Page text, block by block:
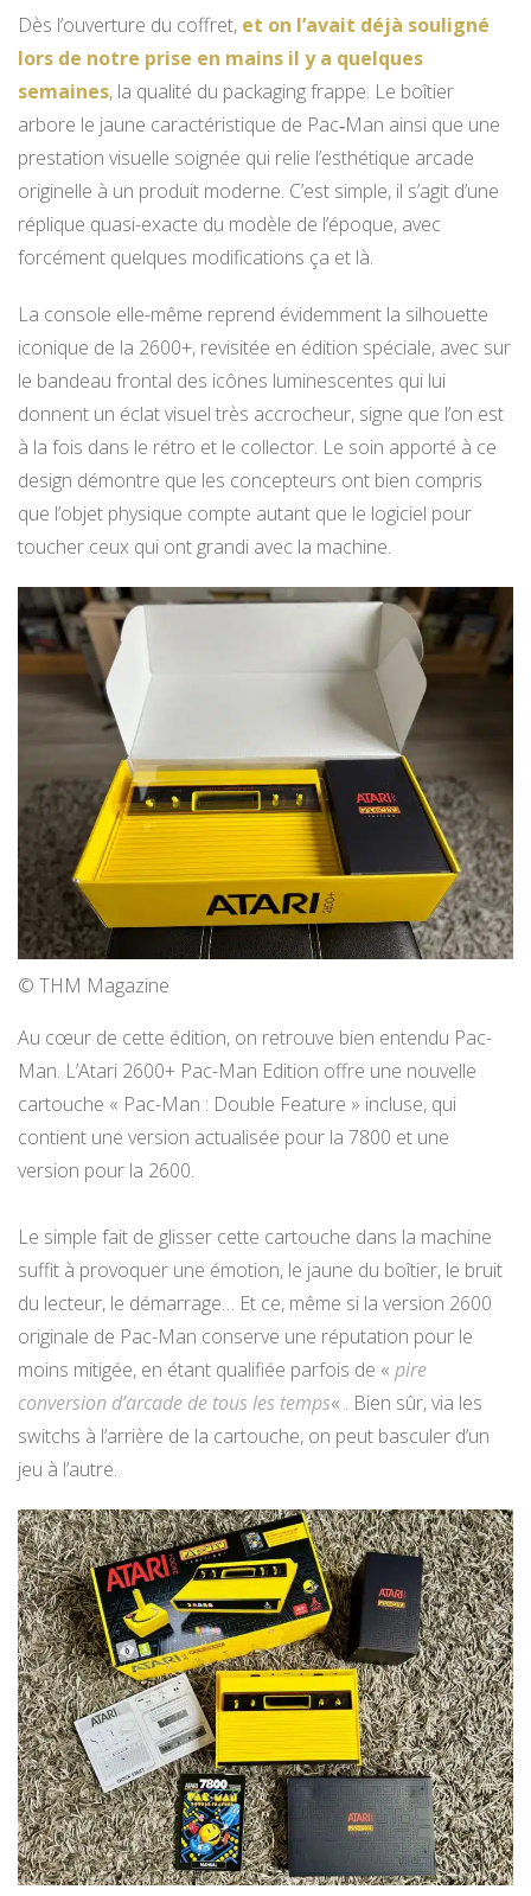
Dès l’ouverture du coffret, et on l’avait déjà souligné
lors de notre prise en mains il y a quelques
semaines, la qualité du packaging frappe. Le boîtier
arbore le jaune caractéristique de Pac‑Man ainsi que une
prestation visuelle soignée qui relie l’esthétique arcade
originelle à un produit moderne. C’est simple, il s’agit d’une
réplique quasi-exacte du modèle de l’époque, avec
forcément quelques modifications ça et là.
La console elle-même reprend évidemment la silhouette
iconique de la 2600+, revisitée en édition spéciale, avec sur
le bandeau frontal des icônes luminescentes qui lui
donnent un éclat visuel très accrocheur, signe que l’on est
à la fois dans le rétro et le collector. Le soin apporté à ce
design démontre que les concepteurs ont bien compris
que l’objet physique compte autant que le logiciel pour
toucher ceux qui ont grandi avec la machine.
© THM Magazine
Au cœur de cette édition, on retrouve bien entendu Pac-
Man. L’Atari 2600+ Pac-Man Edition offre une nouvelle
cartouche « Pac-Man : Double Feature » incluse, qui
contient une version actualisée pour la 7800 et une
version pour la 2600.
Le simple fait de glisser cette cartouche dans la machine
suffit à provoquer une émotion, le jaune du boîtier, le bruit
du lecteur, le démarrage… Et ce, même si la version 2600
originale de Pac-Man conserve une réputation pour le
moins mitigée, en étant qualifiée parfois de « pire
conversion d’arcade de tous les temps« . Bien sûr, via les
switchs à l’arrière de la cartouche, on peut basculer d’un
jeu à l’autre.